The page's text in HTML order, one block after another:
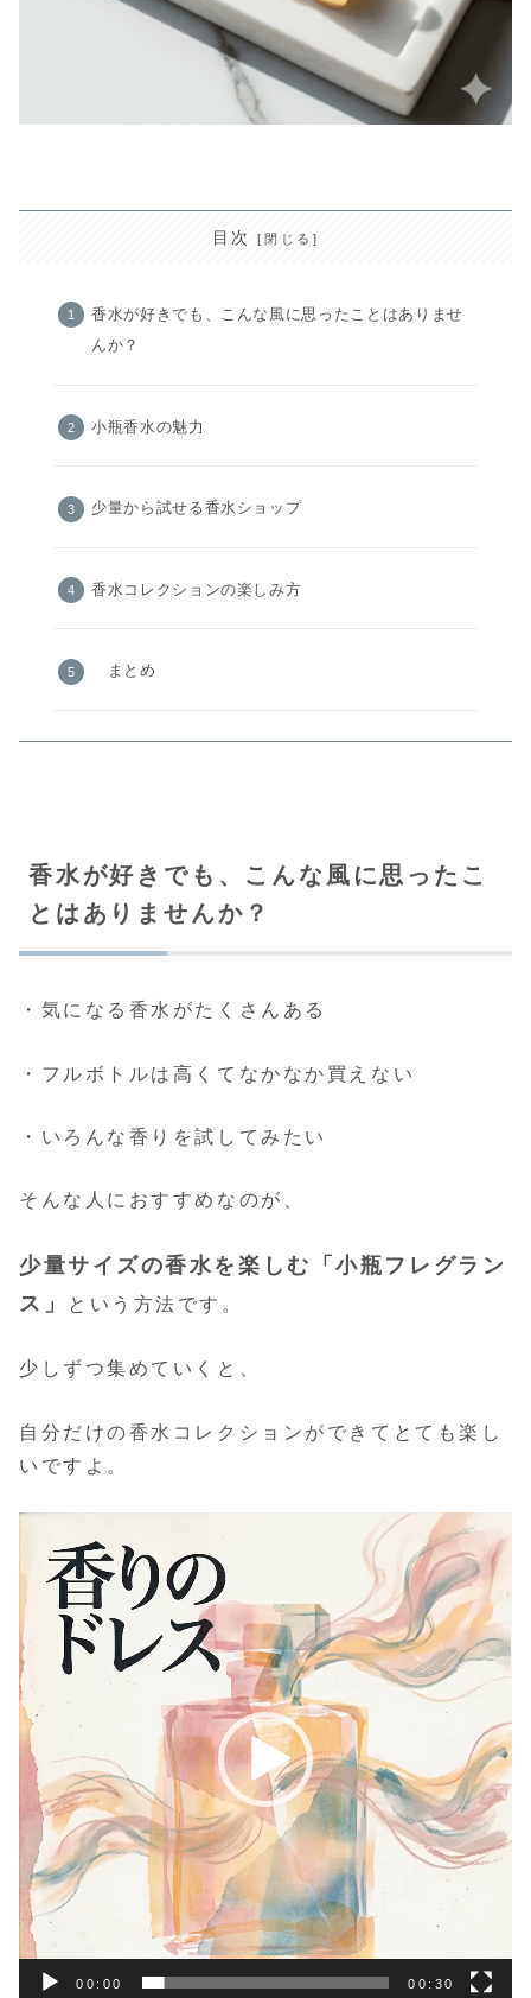
目次
香水が好きでも、こんな風に思ったことはありませ
んか？
小瓶香水の魅力
少量から試せる香水ショップ
香水コレクションの楽しみ方
まとめ
香水が好きでも、こんな風に思ったこ
とはありませんか？
・気になる香水がたくさんある
・フルボトルは高くてなかなか買えない
・いろんな香りを試してみたい
そんな人におすすめなのが、
少量サイズの香水を楽しむ「小瓶フレグラン
ス」
という方法です。
少しずつ集めていくと、
自分だけの香水コレクションができてとても楽し
いですよ。
ー
ヤ
ー
00:00 00:30